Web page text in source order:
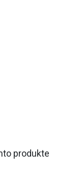
produkte